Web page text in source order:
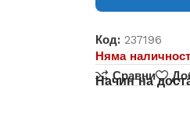
Код: 237196
Няма наличност
Сравни
Начин на